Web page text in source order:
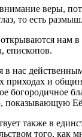
веры,
то есть
епископов.
нас
приходах и
богородичное
показывающую
также в
того,